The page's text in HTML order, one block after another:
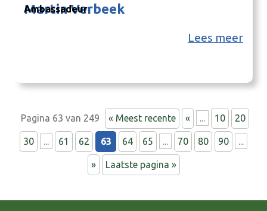
Martin Verbeek
Ambassadeur
Lees meer
Pagina 63 van 249 « Meest recente « ... 10 20
30 ... 61 62 63 64 65 ... 70 80 90 ...
» Laatste pagina »